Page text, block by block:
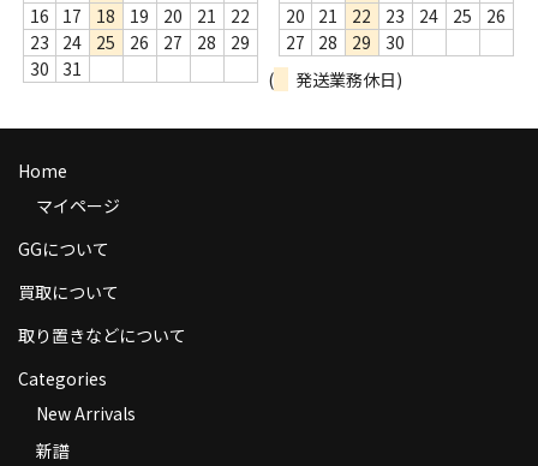
Privacy Policy
特定商取引法に基づく表示
16
17 18 19 20 21
22
23
24 25 26 27 28
29
30
31
20
21 22 23 24 25
26
27
28 29
30
(
発送業務休日)
Home
マイページ
GGについて
買取について
取り置きなどについて
Categories
New Arrivals
新譜